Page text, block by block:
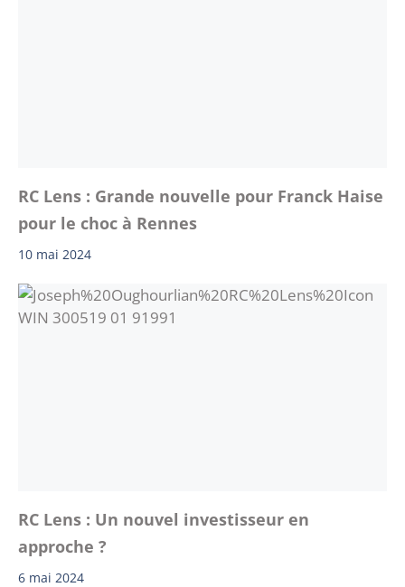
RC Lens : Grande nouvelle pour Franck Haise
pour le choc à Rennes
10 mai 2024
RC Lens : Un nouvel investisseur en
approche ?
6 mai 2024